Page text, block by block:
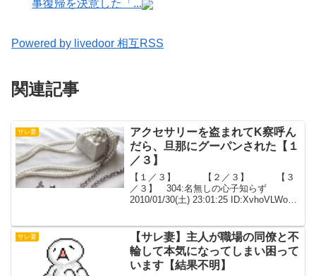
事復帰を決意した「...
Powered by livedoor 相互RSS
関連記事
サレ妻
アクセサリーを盗まれてK察呼ん
だら、旦那にグーパンされた【１
／３】
【１／３】 【２／３】 【３
／３】 304:名無しの心子知らず
2010/01/30(土) 23:01:25 ID:XvhoVLWoフ
をあしらったアクセサリーをお...
サレ妻
【サレ妻】主人が職場の同僚と不
輪して本気になってしまい困って
います【結果不明】